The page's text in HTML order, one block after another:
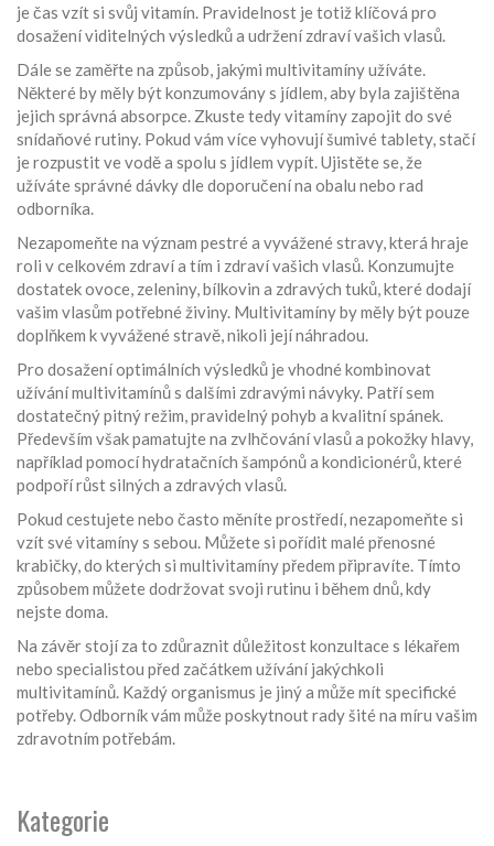
je čas vzít si svůj vitamín. Pravidelnost je totiž klíčová pro
dosažení viditelných výsledků a udržení zdraví vašich vlasů.
Dále se zaměřte na způsob, jakými multivitamíny užíváte.
Některé by měly být konzumovány s jídlem, aby byla zajištěna
jejich správná absorpce. Zkuste tedy vitamíny zapojit do své
snídaňové rutiny. Pokud vám více vyhovují šumivé tablety, stačí
je rozpustit ve vodě a spolu s jídlem vypít. Ujistěte se, že
užíváte správné dávky dle doporučení na obalu nebo rad
odborníka.
Nezapomeňte na význam pestré a vyvážené stravy, která hraje
roli v celkovém zdraví a tím i zdraví vašich vlasů. Konzumujte
dostatek ovoce, zeleniny, bílkovin a zdravých tuků, které dodají
vašim vlasům potřebné živiny. Multivitamíny by měly být pouze
doplňkem k vyvážené stravě, nikoli její náhradou.
Pro dosažení optimálních výsledků je vhodné kombinovat
užívání multivitamínů s dalšími zdravými návyky. Patří sem
dostatečný pitný režim, pravidelný pohyb a kvalitní spánek.
Především však pamatujte na zvlhčování vlasů a pokožky hlavy,
například pomocí hydratačních šampónů a kondicionérů, které
podpoří růst silných a zdravých vlasů.
Pokud cestujete nebo často měníte prostředí, nezapomeňte si
vzít své vitamíny s sebou. Můžete si pořídit malé přenosné
krabičky, do kterých si multivitamíny předem připravíte. Tímto
způsobem můžete dodržovat svoji rutinu i během dnů, kdy
nejste doma.
Na závěr stojí za to zdůraznit důležitost konzultace s lékařem
nebo specialistou před začátkem užívání jakýchkoli
multivitamínů. Každý organismus je jiný a může mít specifické
potřeby. Odborník vám může poskytnout rady šité na míru vašim
zdravotním potřebám.
Kategorie